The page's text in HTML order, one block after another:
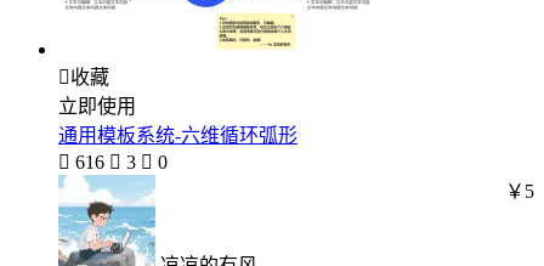
收藏
立即使用
通用模板系统-六维循环弧形
 616  3  0
￥5